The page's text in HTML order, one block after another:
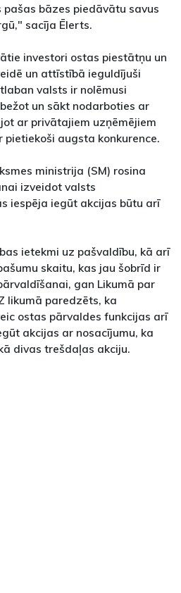
bāzes piedāvātu savus
sacīja Ēlerts.
investori ostas piestātņu un
un attīstībā ieguldījuši
valsts ir nolēmusi
un sākt nodarboties ar
ar privātajiem uzņēmējiem
augsta konkurence.
ministrija (SM) rosina
izveidot valsts
iespēja iegūt akcijas būtu arī
ietekmi uz pašvaldību, kā arī
skaitu, kas jau šobrīd ir
gan Likumā par
likumā paredzēts, ka
ostas pārvaldes funkcijas arī
akcijas ar nosacījumu, ka
divas trešdaļas akciju.